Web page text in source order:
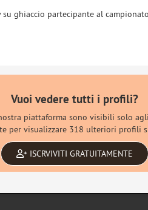
ghiaccio partecipante al
Vuoi vedere tutti i profili?
piattaforma sono visibili solo
per visualizzare 318 ulteriori profili
ISCRVIVITI GRATUITAMENTE